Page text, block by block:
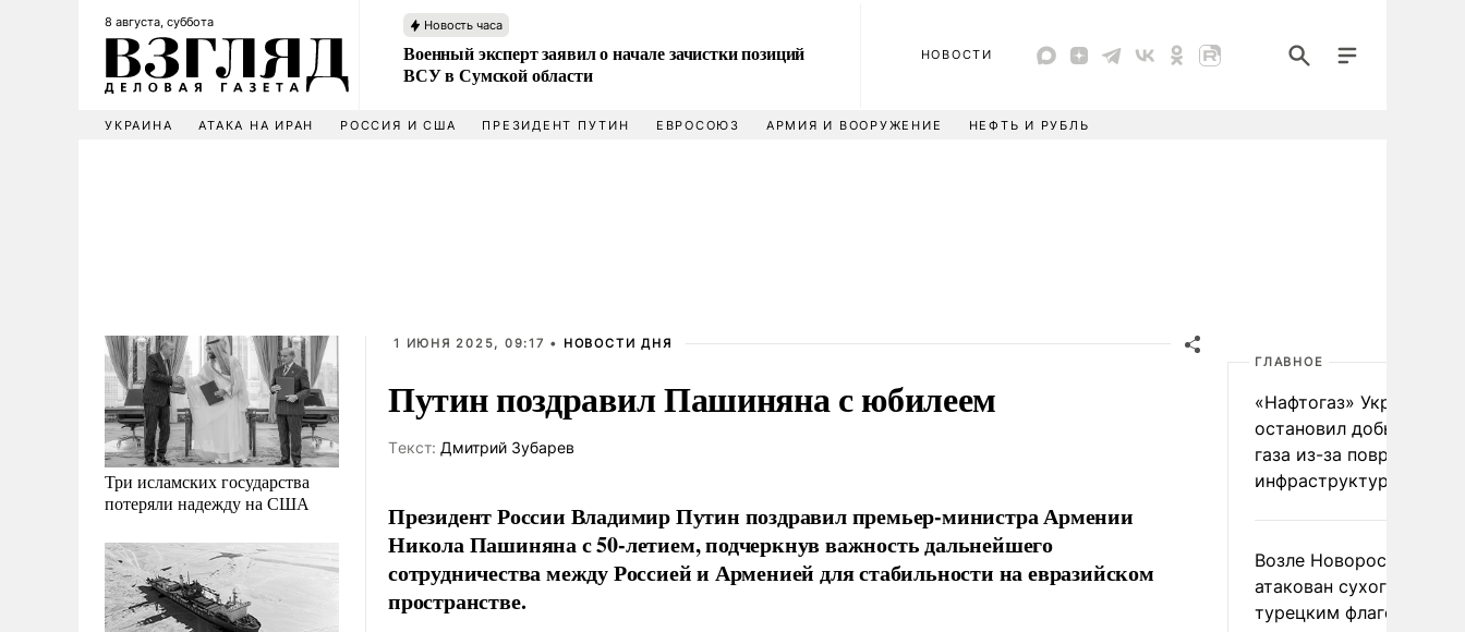
8 августа, суббота Новость часа
Военный эксперт заявил о начале зачистки позиций
ВСУ в Сумской области
НОВОСТИ
УКРАИНА АТАКА НА ИРАН РОССИЯ И США ПРЕЗИДЕНТ ПУТИН ЕВРОСОЮЗ АРМИЯ И ВООРУЖЕНИЕ НЕФТЬ И РУБЛЬ
Три исламских государства
потеряли надежду на США
1 ИЮНЯ 2025, 09:17 • НОВОСТИ ДНЯ
Путин поздравил Пашиняна с юбилеем
Tекст: Дмитрий Зубарев
Президент России Владимир Путин поздравил премьер-министра Армении
Никола Пашиняна с 50-летием, подчеркнув важность дальнейшего
сотрудничества между Россией и Арменией для стабильности на евразийском
пространстве.
ГЛАВНОЕ
«Нафтогаз» Украины
остановил добычу
газа из-за повреждения
инфраструктуры
Возле Новороссийска
атакован сухогруз под
турецким флагом